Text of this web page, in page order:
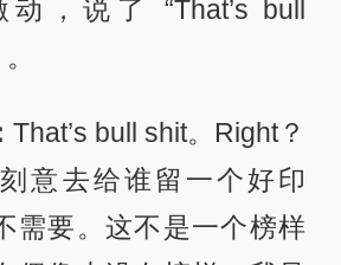
个社会去单独成长，但
离别人的眼光。
：
你在书中写到了姥姥
你觉得她身上那种坚韧
统之美，现在这个社会